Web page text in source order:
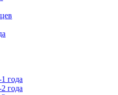
года
года